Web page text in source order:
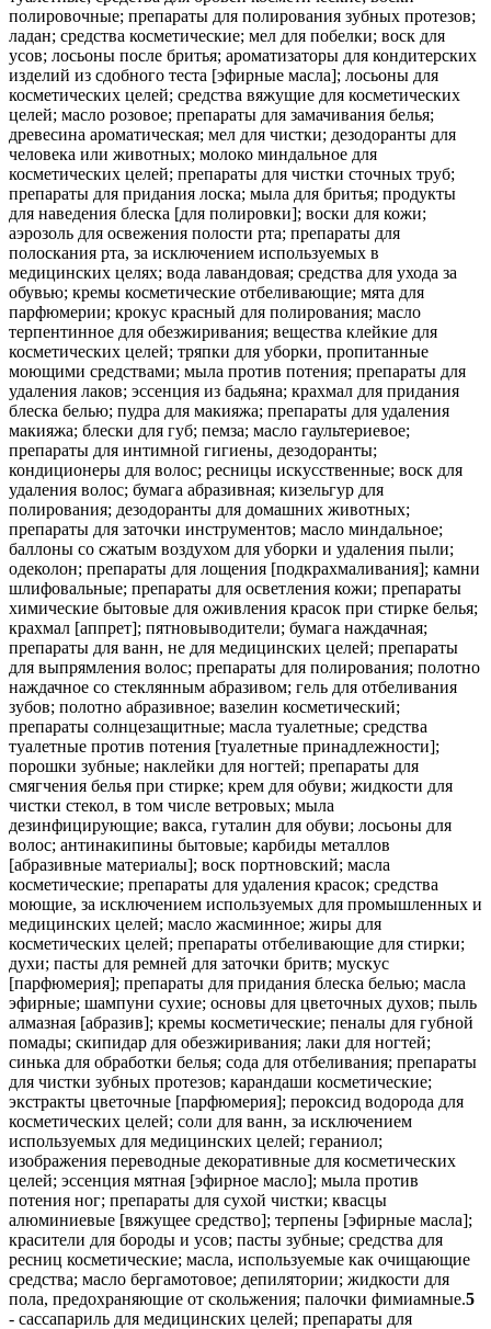
полировочные; препараты для полирования зубных протезов;
ладан; средства косметические; мел для побелки; воск для
усов; лосьоны после бритья; ароматизаторы для кондитерских
изделий из сдобного теста [эфирные масла]; лосьоны для
косметических целей; средства вяжущие для косметических
целей; масло розовое; препараты для замачивания белья;
древесина ароматическая; мел для чистки; дезодоранты для
человека или животных; молоко миндальное для
косметических целей; препараты для чистки сточных труб;
препараты для придания лоска; мыла для бритья; продукты
для наведения блеска [для полировки]; воски для кожи;
аэрозоль для освежения полости рта; препараты для
полоскания рта, за исключением используемых в
медицинских целях; вода лавандовая; средства для ухода за
обувью; кремы косметические отбеливающие; мята для
парфюмерии; крокус красный для полирования; масло
терпентинное для обезжиривания; вещества клейкие для
косметических целей; тряпки для уборки, пропитанные
моющими средствами; мыла против потения; препараты для
удаления лаков; эссенция из бадьяна; крахмал для придания
блеска белью; пудра для макияжа; препараты для удаления
макияжа; блески для губ; пемза; масло гаультериевое;
препараты для интимной гигиены, дезодоранты;
кондиционеры для волос; ресницы искусственные; воск для
удаления волос; бумага абразивная; кизельгур для
полирования; дезодоранты для домашних животных;
препараты для заточки инструментов; масло миндальное;
баллоны со сжатым воздухом для уборки и удаления пыли;
одеколон; препараты для лощения [подкрахмаливания]; камни
шлифовальные; препараты для осветления кожи; препараты
химические бытовые для оживления красок при стирке белья;
крахмал [аппрет]; пятновыводители; бумага наждачная;
препараты для ванн, не для медицинских целей; препараты
для выпрямления волос; препараты для полирования; полотно
наждачное со стеклянным абразивом; гель для отбеливания
зубов; полотно абразивное; вазелин косметический;
препараты солнцезащитные; масла туалетные; средства
туалетные против потения [туалетные принадлежности];
порошки зубные; наклейки для ногтей; препараты для
смягчения белья при стирке; крем для обуви; жидкости для
чистки стекол, в том числе ветровых; мыла
дезинфицирующие; вакса, гуталин для обуви; лосьоны для
волос; антинакипины бытовые; карбиды металлов
[абразивные материалы]; воск портновский; масла
косметические; препараты для удаления красок; средства
моющие, за исключением используемых для промышленных и
медицинских целей; масло жасминное; жиры для
косметических целей; препараты отбеливающие для стирки;
духи; пасты для ремней для заточки бритв; мускус
[парфюмерия]; препараты для придания блеска белью; масла
эфирные; шампуни сухие; основы для цветочных духов; пыль
алмазная [абразив]; кремы косметические; пеналы для губной
помады; скипидар для обезжиривания; лаки для ногтей;
синька для обработки белья; сода для отбеливания; препараты
для чистки зубных протезов; карандаши косметические;
экстракты цветочные [парфюмерия]; пероксид водорода для
косметических целей; соли для ванн, за исключением
используемых для медицинских целей; гераниол;
изображения переводные декоративные для косметических
целей; эссенция мятная [эфирное масло]; мыла против
потения ног; препараты для сухой чистки; квасцы
алюминиевые [вяжущее средство]; терпены [эфирные масла];
красители для бороды и усов; пасты зубные; средства для
ресниц косметические; масла, используемые как очищающие
средства; масло бергамотовое; депилятории; жидкости для
пола, предохраняющие от скольжения; палочки фимиамные.5
- сассапариль для медицинских целей; препараты для уничтожения вредных растений; пудра жемчужная для медицинских целей; добавки пищевые из протеина для животных; бумага для горчичников; фунгициды; коллодий для фармацевтических целей; препараты для органотерапии; повязки глазные, используемые в медицинских целях; йодоформ; средства моющие для животных; средства дезинфицирующие для химических туалетов; анестетики; препараты противоспоровые; средства очистительные [слабительные]; материалы для зубных слепков; лосьоны для собак; амальгамы стоматологические; препараты химические для фармацевтических целей; лакричник для фармацевтических целей; мята для фармацевтических целей; эфиры целлюлозные простые для фармацевтических целей; помады медицинские; вата хлопковая для медицинских целей; материалы абразивные стоматологические; настойка йода; препараты для окуривания медицинские; медикаменты; добавки пищевые из протеина; радий для медицинских целей; таблетки от кашля; лаки для зубов; сиропы для фармацевтических целей; алкалоиды для медицинских целей; аптечки первой помощи заполненные; йодиды щелочных металлов для фармацевтических целей; прокладки ежедневные [гигиенические]; инсектициды; напитки из солодового молока для медицинских целей; газы для медицинских целей; средства глистогонные; препараты бактериологические для медицинских или ветеринарных целей; гидрастин; спирт медицинский; мука из льняного семени для фармацевтических целей; клетки стволовые для ветеринарных целей; средства, укрепляющие нервы; квебрахо для медицинских целей; магнезия для фармацевтических целей; воды минеральные для медицинских целей; браслеты для медицинских целей; конфеты лекарственные; отвары для фармацевтических целей; соли нюхательные; корни ревеня для фармацевтических целей; препараты для уничтожения вредных животных; препараты биологические для медицинских целей; средства жаропонижающие; препараты для стерилизации почвы; вещества питательные для микроорганизмов; препараты белковые для медицинских целей; сахар для медицинских целей; семя льняное для фармацевтических целей; мох ирландский для медицинских целей; вода морская для лечебных ванн; эфиры сложные целлюлозные для фармацевтических целей; повязки для горячих компрессов; медикаменты для человека; препараты для стерилизации; препараты диагностические для медицинских целей; эфиры сложные для фармацевтических целей; биомаркеры диагностические для медицинских целей; средства против потения; масло горчичное для медицинских целей; материалы перевязочные медицинские; средства кровоочистительные; порошок из шпанских мушек; молочко маточное пчелиное для фармацевтических целей; лекарства от запоров; палочки лакричные для фармацевтических целей; средства дезинфицирующие для гигиенических целей; препараты антидиуретические; дезинфектанты; фенолы для фармацевтических целей; средства для вагинального спринцевания для медицинских целей; кора деревьев для фармацевтических целей; йодиды для фармацевтических целей; эфиры простые для фармацевтических целей; средства, способствующие пищеварению, фармацевтические; препараты фармацевтические от солнечных ожогов; ацетат алюминия для фармацевтических целей; резина для медицинских целей; лейкопластыри; кровь для медицинских целей; пептоны для фармацевтических целей; добавки пищевые из глюкозы; бальзамы для медицинских целей; яды бактериальные; сыворотки; средства моющие для собак; альгинаты для фармацевтических целей; спорынья для фармацевтических целей; карандаши для лечения бородавок; бумага реактивная для медицинских или ветеринарных целей; средства седативные; препараты диагностические для ветеринарных целей; трусы-подгузники; примочки глазные; кора кедрового дерева, используемая в качестве репеллента; ферменты для медицинских целей; диастаза для медицинских целей; тампоны для заживления ран; препараты ферментативные для медицинских целей; кольца противоревматические; кокаин; подушечки мозольные; корма лечебные для животных; камфора для медицинских целей; плазма крови; снотворные; вещества радиоактивные для медицинских целей; гемоглобин; ялапа; дезодораторы для одежды или текстильных изделий; опий; препараты для промывания глаз; ферменты для ветеринарных целей; жир рыбий; соли калия для медицинских целей; подгузники для страдающих недержанием; лубриканты для интимных целей; продукты белковые пищевые для медицинских целей; вата асептическая; препараты для лечения геморроя; культуры микроорганизмов для медицинских или ветеринарных целей; препараты для ухода за кожей фармацевтические; камень винный для фармацевтических целей; травы курительные для лечебных целей; мука для фармацевтических целей; ткани биологические культур для медицинских целей; альгициды; препараты ферментативные для ветеринарных целей; горчичники; среды питательные для культур бактерий; экстракты табака [инсектициды]; хлеб диабетический для медицинских целей; сперма для искусственного оплодотворения; препараты для удаления мозолей; препараты медицинские для роста волос; бром для фармацевтических целей; дигиталин; грязи для ванн; продукты диетические пищевые для медицинских целей; микстуры; ленты клейкие для медицинских целей; мастики для зубов; вата для медицинских целей; медикаменты стоматологические; люпулин для фармацевтических целей; мази; смазки для медицинских целей; кольца противомозольные для ног; средства для уничтожения паразитов; смазка, используемая при доении; кора хинного дерева для медицинских целей; препараты для обработки ожогов; препараты для уничтожения наземных моллюсков; добавки пищевые ферментные; горечавка для фармацевтических целей; гормоны для медицинских целей; добавки пищевые; воск формовочный для стоматологических целей; чаи травяные для медицинских целей; препараты химические для обработки против милдью; карандаши каустические; уголь древесный для фармацевтических целей; хинин для медицинских целей; порошок пиретрума; средства вспомогательные для медицинских целей; бандажи перевязочные; репелленты для окуривания против насекомых; лактоза для фармацевтических целей; прокладки гигиенические; биоциды; дезодоранты, за исключением предназначенных для человека или животных; сбор чайный противоастматический; препараты бактериальные для медицинских и ветеринарных целей; препараты химические для обработки против филлоксеры; спирт для фармацевтических целей; реактивы химические для медицинских или ветеринарных целей; фосфаты для фармацевтических целей; препараты для ванн для медицинских целей; формальдегид для фармацевтических целей; мази ртутные; амальгамы зубные из золота; транквилизаторы; добавки пищевые из прополиса; смеси молочные сухие для детского питания; препараты химические для медицинских целей; соли для медицинских целей; препараты, используемые при обморожении; трансплантаты хирургические из живой ткани; соли натрия для медицинских целей; повязки наплечные хирургические; суппозитории; эвкалипт для фармацевтических целей; тампоны ватные для медицинских целей; препараты биологические для ветеринарных целей; палочки ватные для медицинских целей; средства противопаразитарные; воды термальные; гурьюн-бальзам для медицинских целей; травы лекарственные; карандаши гемостатические; резина для стоматологических целей; пепсины для фармацевтических целей; палочки серные [дезинфицирующие средства]; марля для перевязок; вазелин для медицинских целей; добавки пищевые из лецитина; масло камфорное для медицинских целей; средства слабительные; вещества контрастные радиологические для медицинских целей; висмут азотнокислый основной для фармацевтических целей; препараты ветеринарные; продукты обработки хлебных злаков побочные для диетических и медицинских целей; волокна пищевые; аптечки дорожные заполненные; препараты химико-фармацевтические; молескин для медицинских целей; свечи медицинские; чаи лекарственные; добавки пищевые из пчелиного маточного молочка; креозот для фармацевтических целей; средства против потения ног; препараты химические для обработки злаков, пораженных головней; препараты химические для ветеринарных целей; соли для ванн из минеральных вод; укроп аптечный [фенхель] для медицинских целей; корпия для медицинских целей; препараты химические для обработки пораженного винограда; средства нарывные; репелленты; аминокислоты для ветеринарных целей; кора кротоновая; стрихнин; антибиотики; пояса для гигиенических женских прокладок; корни лекарственные; бумага с особой пропиткой от моли; салфетки, пропитанные лекарственными средствами; средства вяжущие; средства моющие для медицинских целей; добавки минеральные пищевые; препараты с микроэлементами для человека или животных; мази, предохраняющие от обморожения, для фармацевтических целей; анальгетики; бактерициды; прополис для фармацевтических целей; кашу для фармацевтических целей; бумага клейкая от мух; мука рыбная для фармацевтических целей; средства тонизирующие [лекарственные препараты]; тампоны гигиенические для женщин; сода питьевая для фармацевтических целей; кислота галловая для фармацевтических целей; препараты известковые для фармацевтических целей; изотопы для медицинских целей; глицерофосфаты; соли для ванн для медицинских целей; солод для фармацевтических целей; лосьоны для ветеринарных целей; аминокислоты для медицинских целей; препараты для уничтожения мух; клетки стволовые для медицинских целей; препараты для ванн лечебные; препараты для лечения угрей; кураре; цемент костный для хирургии и ортопедии; масло терпентинное для фармацевтических целей; подгузники [детские пеленки]; подгузники для домашних животных; наркотики; камень виннокислый для фармацевтических целей; растворители для удаления лейкопластырей; средства дезинфицирующие; ферменты для фармацевтических целей; препараты фармацевтические; масла лекарственные; дрожжи для фармацевтических целей; глюкоза для медицинских целей; препараты для чистки контактных линз; стероиды; тимол для фармацевтических целей; грязи лечебные; препараты для уничтожения мышей; лецитин для медицинских целей; настойка эвкалипта для фармацевтических целей; препарат